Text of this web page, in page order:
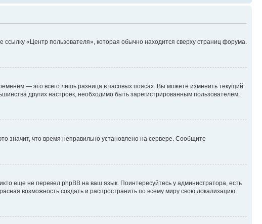
«Центр пользователя», которая обычно находится сверху страниц форума.
— это всего лишь разница в часовых поясах. Вы можете изменить текущий
других настроек, необходимо быть зарегистрированным пользователем.
значит, что время неправильно установлено на сервере. Сообщите
еще не перевел phpBB на ваш язык. Поинтересуйтесь у администратора, есть
возможность создать и распространить по всему миру свою локализацию.